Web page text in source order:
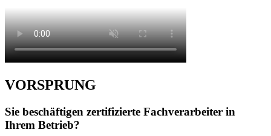
VORSPRUNG
Sie beschäftigen zertifizierte Fachverarbeiter in
Ihrem Betrieb?